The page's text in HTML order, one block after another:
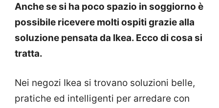
Anche se si ha poco spazio in soggiorno è
possibile ricevere molti ospiti grazie alla
soluzione pensata da Ikea. Ecco di cosa si
tratta.
Nei negozi Ikea si trovano soluzioni belle,
pratiche ed intelligenti per arredare con